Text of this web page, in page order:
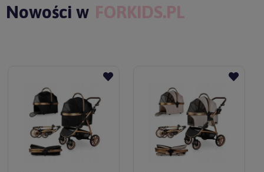
Nowości w FORKIDS.PL